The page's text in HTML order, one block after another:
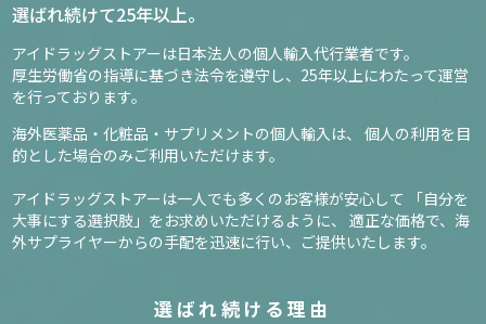
選ばれ続けて25年以上。
アイドラッグストアーは日本法人の個人輸入代行業者です。
厚生労働省の指導に基づき法令を遵守し、 25年以上にわたって運営
を行っております。
海外医薬品・化粧品・サプリメントの個人輸入は、 個人の利用を目
的とした場合のみご利用いただけます。
アイドラッグストアーは一人でも多くのお客様が安心して
「自分を
大事にする選択肢」をお求めいただけるように、 適正な価格で、海
外サプライヤーからの手配を迅速に行い、ご提供いたします。
選ばれ続ける理由